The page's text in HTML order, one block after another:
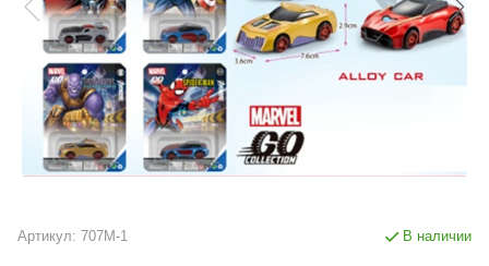
Артикул: 707M-1 В наличии